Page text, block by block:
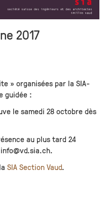
2017
» organisées par la SIA-
guidée :
le samedi 28 octobre dès
au plus tard 24
SIA Section Vaud.